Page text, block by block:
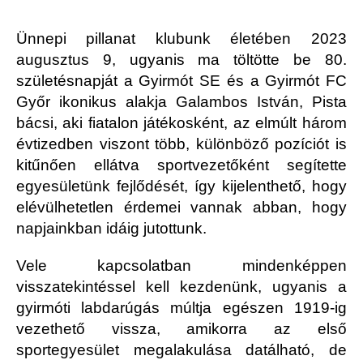
Ünnepi pillanat klubunk életében 2023
augusztus 9, ugyanis ma töltötte be 80.
születésnapját a Gyirmót SE és a Gyirmót FC
Győr ikonikus alakja Galambos István, Pista
bácsi, aki fiatalon játékosként, az elmúlt három
évtizedben viszont több, különböző pozíciót is
kitűnően ellátva sportvezetőként segítette
egyesületünk fejlődését, így kijelenthető, hogy
elévülhetetlen érdemei vannak abban, hogy
napjainkban idáig jutottunk.
Vele kapcsolatban mindenképpen
visszatekintéssel kell kezdenünk, ugyanis a
gyirmóti labdarúgás múltja egészen 1919-ig
vezethető vissza, amikorra az első
sportegyesület megalakulása datálható, de